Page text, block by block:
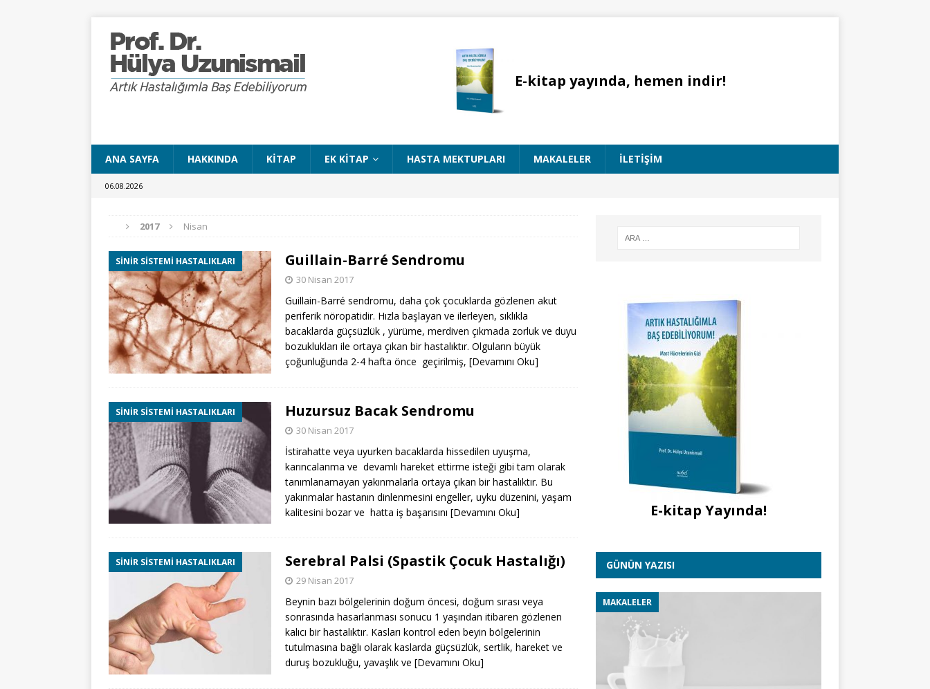
E-kitap yayında, hemen indir!
ANA SAYFA HAKKINDA KITAP EK KITAP HASTA MEKTUPLARI MAKALELER İLETIŞIM
06.08.2026
2017 Nisan
SINIR SISTEMI HASTALIKLARI Guillain-Barré Sendromu
30 Nisan 2017
Guillain-Barré sendromu, daha çok çocuklarda gözlenen akut
periferik nöropatidir. Hızla başlayan ve ilerleyen, sıklıkla
bacaklarda güçsüzlük , yürüme, merdiven çıkmada zorluk ve duyu
bozuklukları ile ortaya çıkan bir hastalıktır. Olguların büyük
çoğunluğunda 2-4 hafta önce geçirilmiş, [Devamını Oku]
SINIR SISTEMI HASTALIKLARI Huzursuz Bacak Sendromu
30 Nisan 2017
İstirahatte veya uyurken bacaklarda hissedilen uyuşma,
karıncalanma ve devamlı hareket ettirme isteği gibi tam olarak
tanımlanamayan yakınmalarla ortaya çıkan bir hastalıktır. Bu
yakınmalar hastanın dinlenmesini engeller, uyku düzenini, yaşam
kalitesini bozar ve hatta iş başarısını [Devamını Oku]
SINIR SISTEMI HASTALIKLARI Serebral Palsi (Spastik Çocuk Hastalığı)
29 Nisan 2017
Beynin bazı bölgelerinin doğum öncesi, doğum sırası veya
sonrasında hasarlanması sonucu 1 yaşından itibaren gözlenen
kalıcı bir hastalıktır. Kasları kontrol eden beyin bölgelerinin
tutulmasına bağlı olarak kaslarda güçsüzlük, sertlik, hareket ve
duruş bozukluğu, yavaşlık ve [Devamını Oku]
E-kitap Yayında!
GÜNÜN YAZISI
MAKALELER